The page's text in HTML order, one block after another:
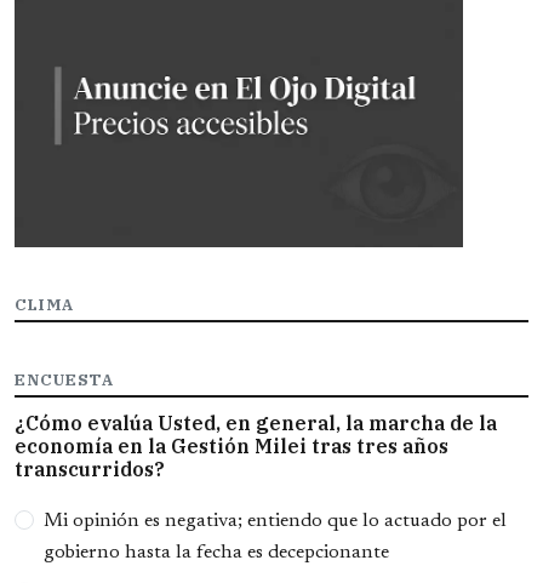
CLIMA
ENCUESTA
¿Cómo evalúa Usted, en general, la marcha de la
economía en la Gestión Milei tras tres años
transcurridos?
Opciones
Mi opinión es negativa; entiendo que lo actuado por el
gobierno hasta la fecha es decepcionante